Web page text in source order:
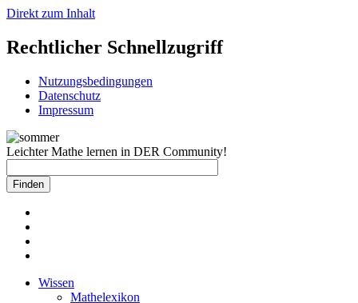
Direkt zum Inhalt
Rechtlicher Schnellzugriff
Nutzungsbedingungen
Datenschutz
Impressum
Leichter Mathe lernen in DER Community!
Wissen
Mathelexikon